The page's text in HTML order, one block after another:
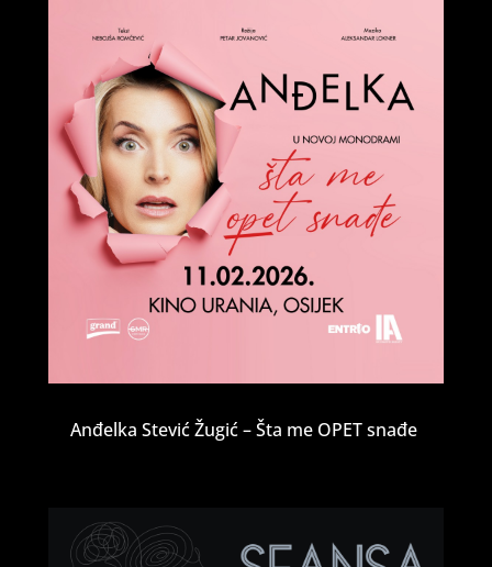
Anđelka Stević Žugić – Šta me OPET snađe